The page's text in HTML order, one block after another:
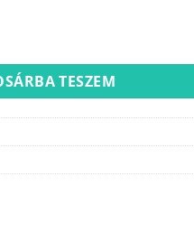
TESZEM